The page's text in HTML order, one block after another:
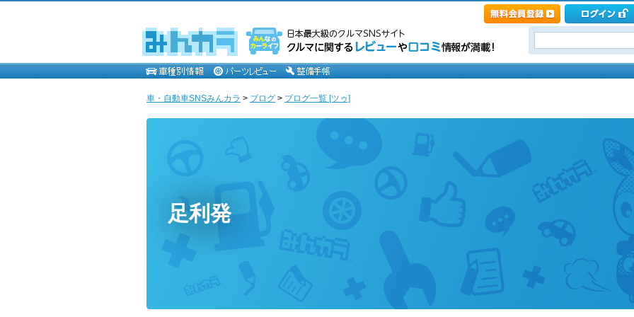
車・自動車SNSみんカラ > ブログ > ブログ一覧 [ツゥ]
足利発